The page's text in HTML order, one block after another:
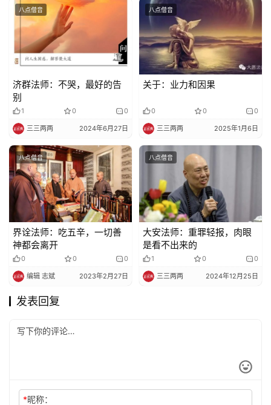
八点僧音
济群法师：不哭，最好的告
别
1 0 0
三三两两 2024年6月27日
八点僧音
关于：业力和因果
0 0 0
三三两两 2025年1月6日
八点僧音
界诠法师：吃五辛，一切善
神都会离开
0 0 0
编辑 志斌 2023年2月27日
八点僧音
大安法师：重罪轻报，肉眼
是看不出来的
1 0 0
三三两两 2024年12月25日
发表回复
*昵称：